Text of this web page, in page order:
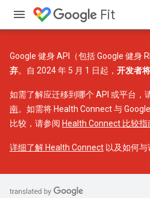
Fit
Google 健身 API（包括 Google 健身
弃。自 2024 年 5 月 1 日起， 开发者
如需了解应迁移到哪个 API 或平台，
南。如需将 Health Connect 与
比较，请参阅 Health Connect 比较指
详细了解 Health Connect 以及如何与